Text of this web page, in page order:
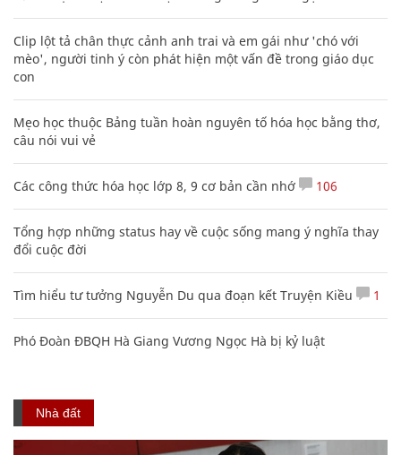
Clip lột tả chân thực cảnh anh trai và em gái như 'chó với
mèo', người tinh ý còn phát hiện một vấn đề trong giáo dục
con
Mẹo học thuộc Bảng tuần hoàn nguyên tố hóa học bằng thơ,
câu nói vui vẻ
Các công thức hóa học lớp 8, 9 cơ bản cần nhớ 106
Tổng hợp những status hay về cuộc sống mang ý nghĩa thay
đổi cuộc đời
Tìm hiểu tư tưởng Nguyễn Du qua đoạn kết Truyện Kiều 1
Phó Đoàn ĐBQH Hà Giang Vương Ngọc Hà bị kỷ luật
Nhà đất